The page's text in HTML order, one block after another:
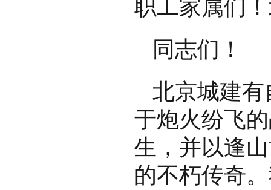
职工家属们
同志们！
北京城建
于炮火纷飞
生，并以逢
的不朽传奇